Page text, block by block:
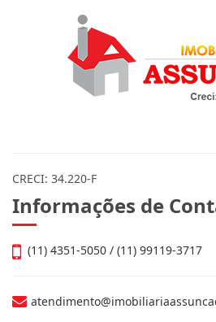
CRECI: 34.220-F
Informações de
(11) 4351-5050 / (11) 99119-3717